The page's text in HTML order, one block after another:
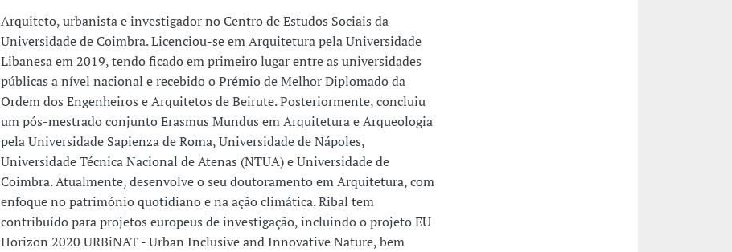
Arquiteto, urbanista e investigador no Centro de Estudos Sociais da
Universidade de Coimbra. Licenciou-se em Arquitetura pela Universidade
Libanesa em 2019, tendo ficado em primeiro lugar entre as universidades
públicas a nível nacional e recebido o Prémio de Melhor Diplomado da
Ordem dos Engenheiros e Arquitetos de Beirute. Posteriormente, concluiu
um pós-mestrado conjunto Erasmus Mundus em Arquitetura e Arqueologia
pela Universidade Sapienza de Roma, Universidade de Nápoles,
Universidade Técnica Nacional de Atenas (NTUA) e Universidade de
Coimbra. Atualmente, desenvolve o seu doutoramento em Arquitetura, com
enfoque no património quotidiano e na ação climática. Ribal tem
contribuído para projetos europeus de investigação, incluindo o projeto EU
Horizon 2020 URBiNAT - Urban Inclusive and Innovative Nature, bem